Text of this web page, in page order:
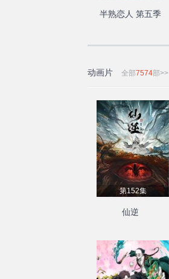
半熟恋人 第五季
动画片 全部7574部>>
第152集
仙逆